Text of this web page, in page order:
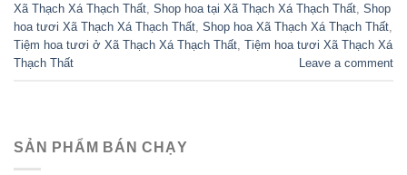
Xã Thạch Xá Thạch Thất Shop hoa tại Xã Thạch Xá Thạch Thất Shop
hoa tươi Xã Thạch Xá Thạch Thất Shop hoa Xã Thạch Xá Thạch Thất
Tiệm hoa tươi ở Xã Thạch Xá Thạch Thất Tiệm hoa tươi Xã Thạch Xá
Thạch Thất
Leave a comment
SẢN PHẨM BÁN CHẠY